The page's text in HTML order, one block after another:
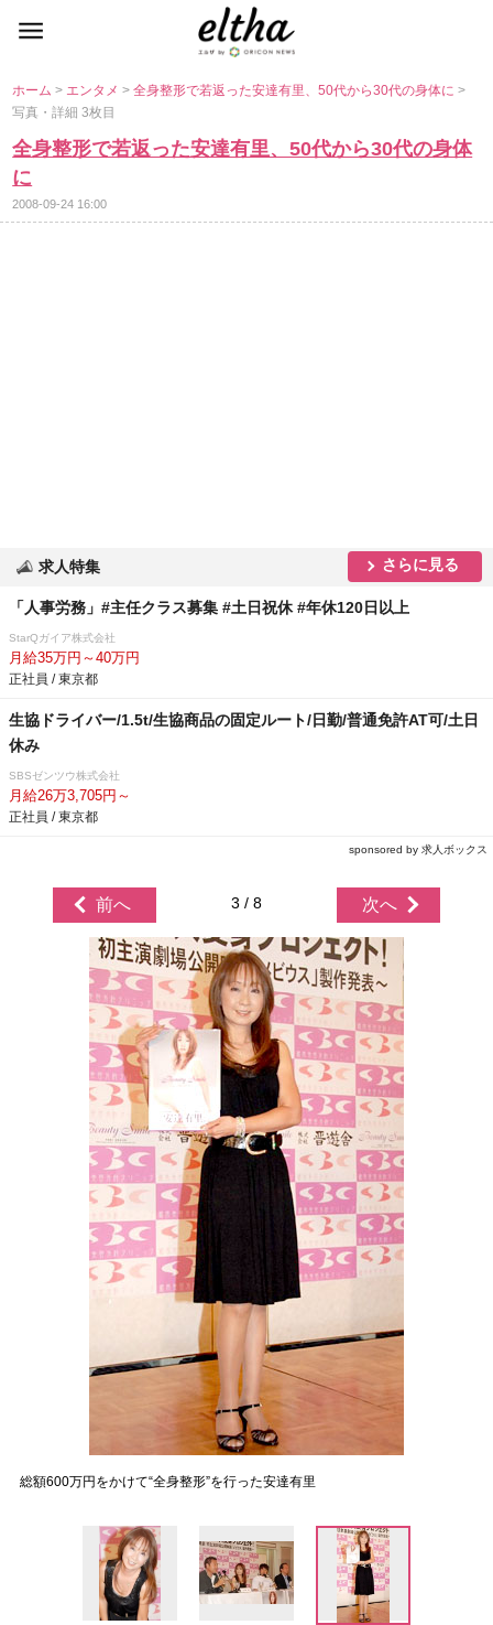
ホーム> エンタメ>全身整形で若返った安達有里、50代から30代の身体に>
写真・詳細 3枚目
全身整形で若返った安達有里、50代から30代の身体
に
2008-09-24 16:00
求人特集 さらに見る
「人事労務」#主任クラス募集 #土日祝休 #年休120日以上
StarQガイア株式会社
月給35万円～40万円
正社員 / 東京都
生協ドライバー/1.5t/生協商品の固定ルート/日勤/普通免許AT可/土日
休み
SBSゼンツウ株式会社
月給26万3,705円～
正社員 / 東京都
sponsored by 求人ボックス
前へ 3 / 8 次へ
総額600万円をかけて“全身整形”を行った安達有里